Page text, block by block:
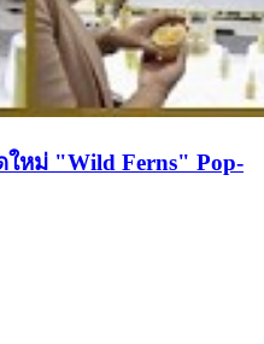
ใหม่ "Wild Ferns" Pop-